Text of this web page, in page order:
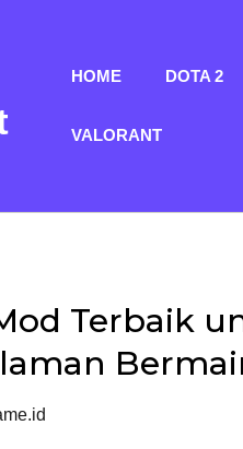
HOME DOTA 2
VALORANT
Terbaik